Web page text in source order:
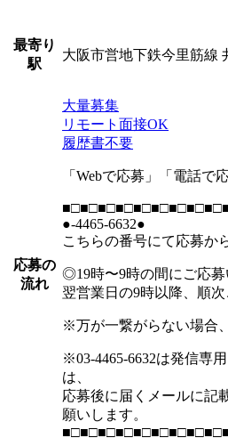
最寄り
駅
大阪市営地下鉄今里筋線
応募の
流れ
大量募集
リモート面接OK
履歴書不要
「Webで応募」「電話で
●-4465-6632●
こちらの番号にて応募か
◎19時〜9時の間にご応
翌営業日の9時以降、順
※万が一繋がらない場合
※03-4465-6632は発信専
は、
応募後に届くメールに記
願いします。